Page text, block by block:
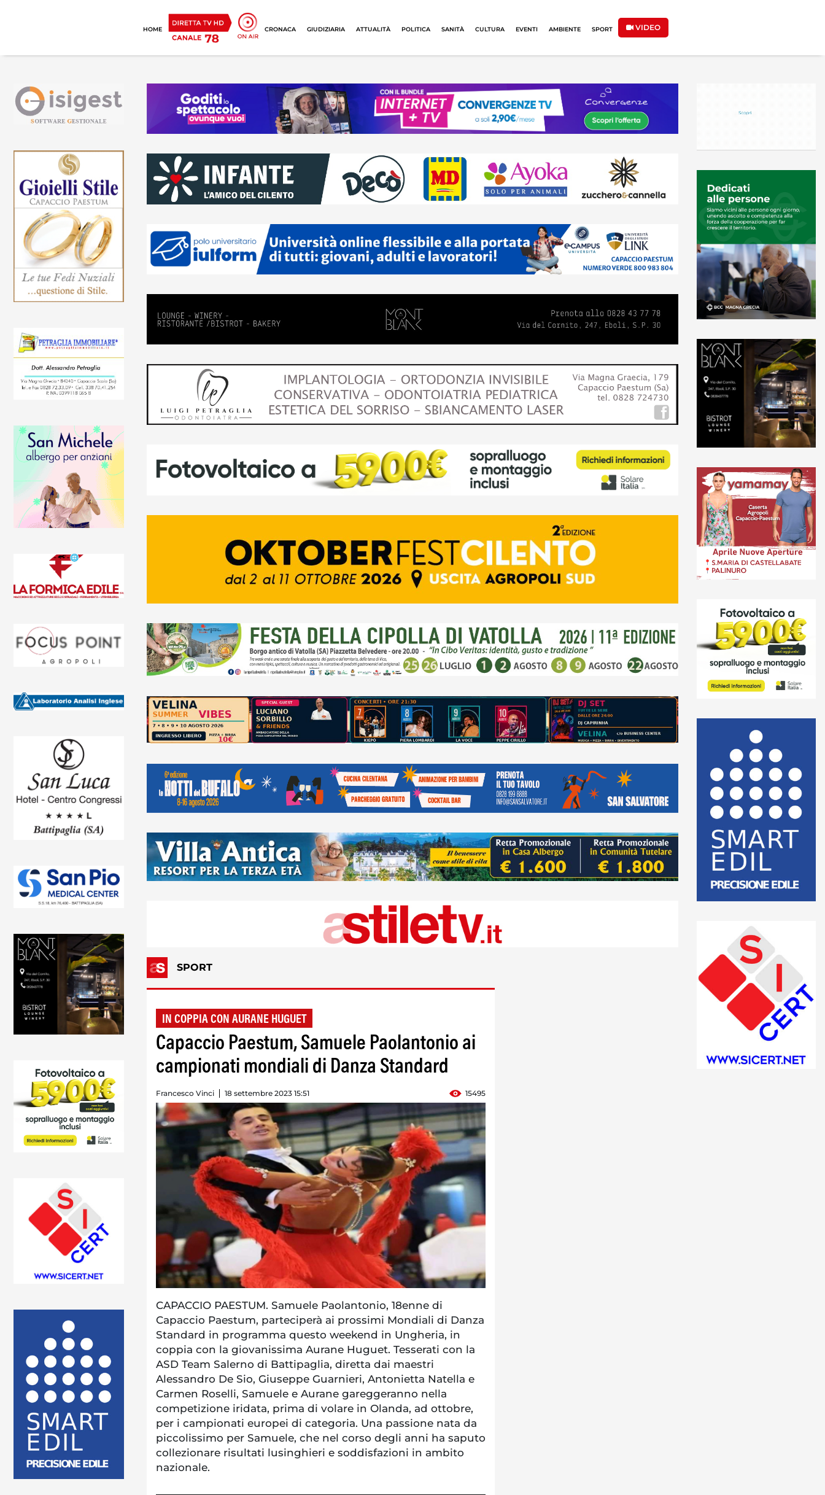
HOME CRONACA GIUDIZIARIA ATTUALITÀ POLITICA SANITÀ CULTURA EVENTI AMBIENTE SPORT VIDEO
SPORT
IN COPPIA CON AURANE HUGUET
Capaccio Paestum, Samuele Paolantonio ai
campionati mondiali di Danza Standard
Francesco Vinci 18 settembre 2023 15:51 15495
CAPACCIO PAESTUM. Samuele Paolantonio, 18enne di
Capaccio Paestum, parteciperà ai prossimi Mondiali di Danza
Standard in programma questo weekend in Ungheria, in
coppia con la giovanissima Aurane Huguet. Tesserati con la
ASD Team Salerno di Battipaglia, diretta dai maestri
Alessandro De Sio, Giuseppe Guarnieri, Antonietta Natella e
Carmen Roselli, Samuele e Aurane gareggeranno nella
competizione iridata, prima di volare in Olanda, ad ottobre,
per i campionati europei di categoria. Una passione nata da
piccolissimo per Samuele, che nel corso degli anni ha saputo
collezionare risultati lusinghieri e soddisfazioni in ambito
nazionale.